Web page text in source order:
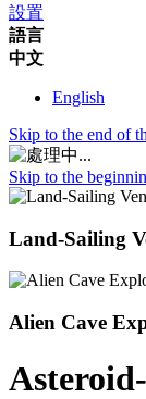
設置
語言
中文
English
Skip to the end of
Skip to the
Land-Sailing
Alien Cave